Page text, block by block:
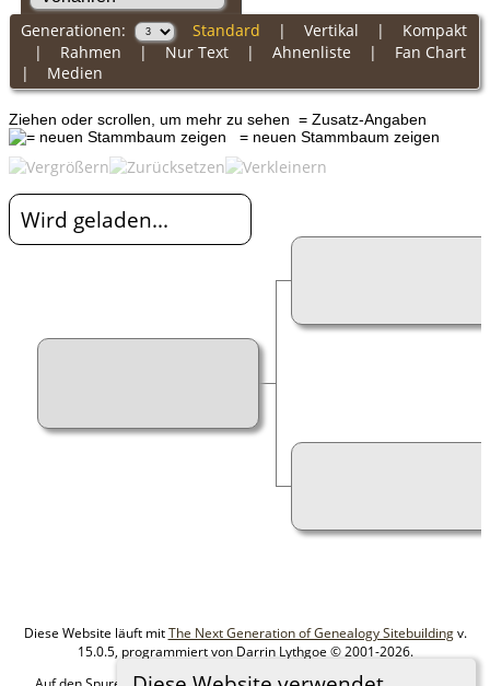
Generationen: Standard | Vertikal | Kompakt
| Rahmen | Nur Text| Ahnenliste | Fan Chart
| Medien
Ziehen oder scrollen, um mehr zu sehen = Zusatz-Angaben
= neuen Stammbaum zeigen
Wird geladen...
Diese Website läuft mitThe Next Generation of Genealogy Sitebuildingv.
15.0.5, programmiert von Darrin Lythgoe © 2001-2026.